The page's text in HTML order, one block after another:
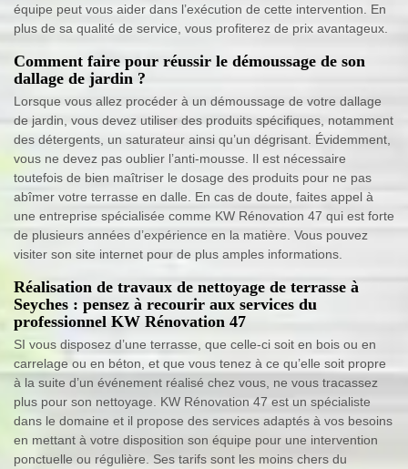
équipe peut vous aider dans l’exécution de cette intervention. En
plus de sa qualité de service, vous profiterez de prix avantageux.
Comment faire pour réussir le démoussage de son
dallage de jardin ?
Lorsque vous allez procéder à un démoussage de votre dallage
de jardin, vous devez utiliser des produits spécifiques, notamment
des détergents, un saturateur ainsi qu’un dégrisant. Évidemment,
vous ne devez pas oublier l’anti-mousse. Il est nécessaire
toutefois de bien maîtriser le dosage des produits pour ne pas
abîmer votre terrasse en dalle. En cas de doute, faites appel à
une entreprise spécialisée comme KW Rénovation 47 qui est forte
de plusieurs années d’expérience en la matière. Vous pouvez
visiter son site internet pour de plus amples informations.
Réalisation de travaux de nettoyage de terrasse à
Seyches : pensez à recourir aux services du
professionnel KW Rénovation 47
SI vous disposez d’une terrasse, que celle-ci soit en bois ou en
carrelage ou en béton, et que vous tenez à ce qu’elle soit propre
à la suite d’un événement réalisé chez vous, ne vous tracassez
plus pour son nettoyage. KW Rénovation 47 est un spécialiste
dans le domaine et il propose des services adaptés à vos besoins
en mettant à votre disposition son équipe pour une intervention
ponctuelle ou régulière. Ses tarifs sont les moins chers du